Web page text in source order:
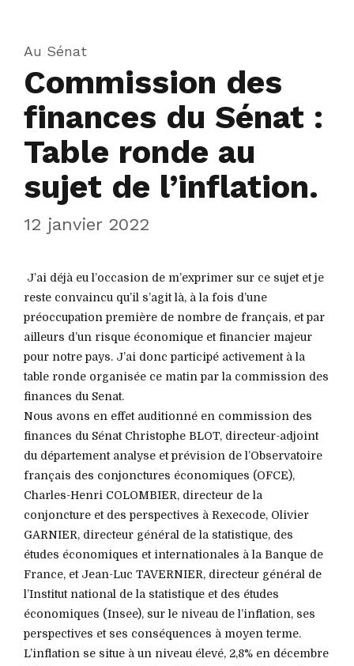
Au Sénat
Commission des
finances du Sénat :
Table ronde au
sujet de l’inflation.
12 janvier 2022
J’ai déjà eu l’occasion de m’exprimer sur ce sujet et je
reste convaincu qu’il s’agit là, à la fois d’une
préoccupation première de nombre de français, et par
ailleurs d’un risque économique et financier majeur
pour notre pays. J’ai donc participé activement à la
table ronde organisée ce matin par la commission des
finances du Senat.
Nous avons en effet auditionné en commission des
finances du Sénat Christophe BLOT, directeur-adjoint
du département analyse et prévision de l’Observatoire
français des conjonctures économiques (OFCE),
Charles-Henri COLOMBIER, directeur de la
conjoncture et des perspectives à Rexecode, Olivier
GARNIER, directeur général de la statistique, des
études économiques et internationales à la Banque de
France, et Jean-Luc TAVERNIER, directeur général de
l’Institut national de la statistique et des études
économiques (Insee), sur le niveau de l’inflation, ses
perspectives et ses conséquences à moyen terme.
L’inflation se situe à un niveau élevé, 2,8% en décembre